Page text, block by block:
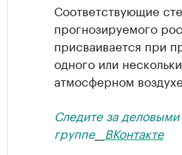
Соответствующие
прогнозируемого
присваивается при
одного или
атмосферном
Следите за
группе__ ВКонтакте